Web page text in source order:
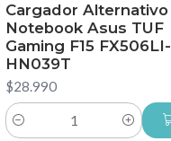
Cargador Alternativo
Notebook Asus TUF
Gaming F15 FX506LI-
HN039T
$28.990
Cantidad